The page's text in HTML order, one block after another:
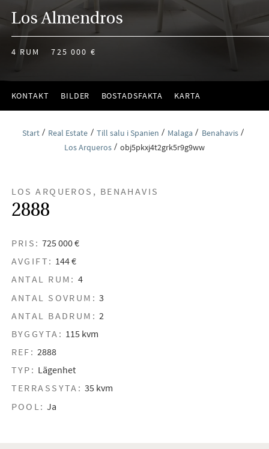
Los Almendros
4 RUM 725 000 €
KONTAKT BILDER BOSTADSFAKTA KARTA
Start Real Estate Till salu i Spanien Malaga
Benahavis
Los Arqueros
obj5pkxj4t2grk5r9g9ww
LOS ARQUEROS, BENAHAVIS
2888
PRIS: 725 000 €
AVGIFT: 144 €
ANTAL RUM: 4
ANTAL SOVRUM: 3
ANTAL BADRUM: 2
BYGGYTA: 115 kvm
REF: 2888
TYP: Lägenhet
TERRASSYTA: 35 kvm
POOL: Ja